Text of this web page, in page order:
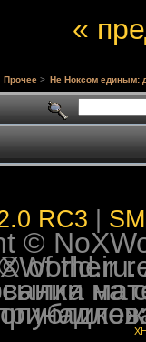
«
Прочее > Не Ноксом единым:
RC3
©
2009-2026 NoXWorld.ru. All
использовании
на форуме